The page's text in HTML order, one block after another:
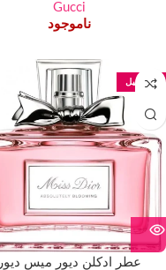
Gucci
ناموجود
100 میل
عطر ادکلن دیور میس دیور